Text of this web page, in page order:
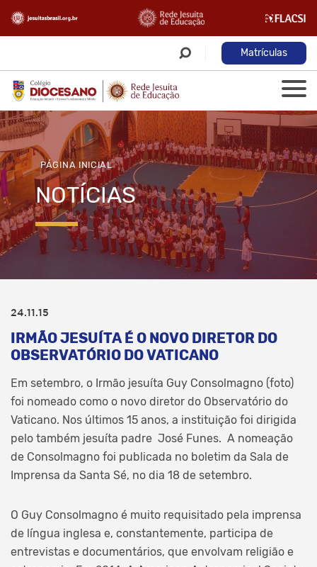
Matrículas
PÁGINA INICIAL
NOTÍCIAS
24.11.15
IRMÃO JESUÍTA É O NOVO DIRETOR DO
OBSERVATÓRIO DO VATICANO
Em setembro, o Irmão jesuíta Guy Consolmagno (foto)
foi nomeado como o novo diretor do Observatório do
Vaticano. Nos últimos 15 anos, a instituição foi dirigida
pelo também jesuíta padre José Funes. A nomeação
de Consolmagno foi publicada no boletim da Sala de
Imprensa da Santa Sé, no dia 18 de setembro.
O Guy Consolmagno é muito requisitado pela imprensa
de língua inglesa e, constantemente, participa de
entrevistas e documentários, que envolvam religião e